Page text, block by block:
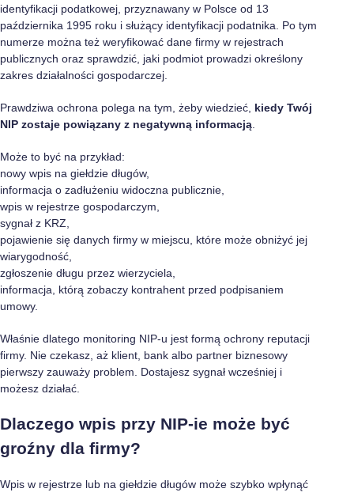
identyfikacji podatkowej, przyznawany w Polsce od 13
października 1995 roku i służący identyfikacji podatnika. Po tym
numerze można też weryfikować dane firmy w rejestrach
publicznych oraz sprawdzić, jaki podmiot prowadzi określony
zakres działalności gospodarczej.
Prawdziwa ochrona polega na tym, żeby wiedzieć, kiedy Twój
NIP zostaje powiązany z negatywną informacją.
Może to być na przykład:
nowy wpis na giełdzie długów,
informacja o zadłużeniu widoczna publicznie,
wpis w rejestrze gospodarczym,
sygnał z KRZ,
pojawienie się danych firmy w miejscu, które może obniżyć jej
wiarygodność,
zgłoszenie długu przez wierzyciela,
informacja, którą zobaczy kontrahent przed podpisaniem
umowy.
Właśnie dlatego monitoring NIP-u jest formą ochrony reputacji
firmy. Nie czekasz, aż klient, bank albo partner biznesowy
pierwszy zauważy problem. Dostajesz sygnał wcześniej i
możesz działać.
Dlaczego wpis przy NIP-ie może być
groźny dla firmy?
Wpis w rejestrze lub na giełdzie długów może szybko wpłynąć